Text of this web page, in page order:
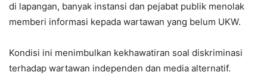
di lapangan, banyak instansi dan pejabat publik menolak
memberi informasi kepada wartawan yang belum UKW.
Kondisi ini menimbulkan kekhawatiran soal diskriminasi
terhadap wartawan independen dan media alternatif.